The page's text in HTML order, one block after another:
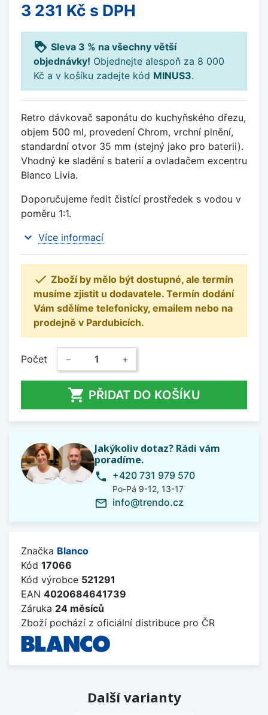
3 231 Kč s DPH
loyalty Sleva 3 % na všechny větší
objednávky! Objednejte alespoň za 8 000
Kč a v košíku zadejte kód MINUS3.
Retro dávkovač saponátu do kuchyňského dřezu,
objem 500 ml, provedení Chrom, vrchní plnění,
standardní otvor 35 mm (stejný jako pro baterii).
Vhodný ke sladění s baterií a ovladačem excentru
Blanco Livia.
Doporučujeme ředit čistící prostředek s vodou v
poměru 1:1.
expand_more Více informací
 Zboží by mělo být dostupné, ale termín
musíme zjistit u dodavatele. Termín dodání
Vám sdělíme telefonicky, emailem nebo na
prodejně v Pardubicích.
Počet − +
 PŘIDAT DO KOŠÍKU
Jakýkoliv dotaz? Rádi vám
poradíme.
phone +420 731 979 570
Po-Pá 9-12, 13-17
mail_outline info@trendo.cz
Značka Blanco
Kód 17066
Kód výrobce 521291
EAN 4020684641739
Záruka 24 měsíců
Zboží pochází z oficiální distribuce pro ČR
Další varianty